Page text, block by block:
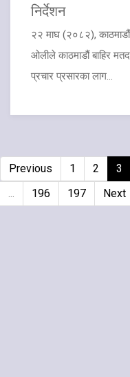
निर्देशन
२२ माघ (२०८२),
ओलीले काठमाडौं बाहिर
प्रचार प्रसारका लाग...
Previous 1 2 3
196 197 Next